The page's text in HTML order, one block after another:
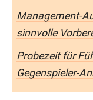
Management-
sinnvolle
Probezeit für
Gegenspieler-